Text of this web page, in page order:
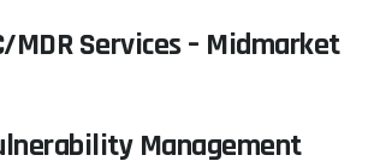
MDR Services – Midmarket
Management